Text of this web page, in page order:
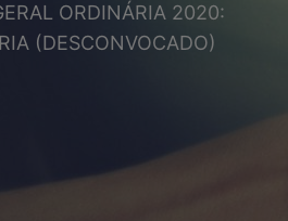
ORDINÁRIA 2020:
(DESCONVOCADO)